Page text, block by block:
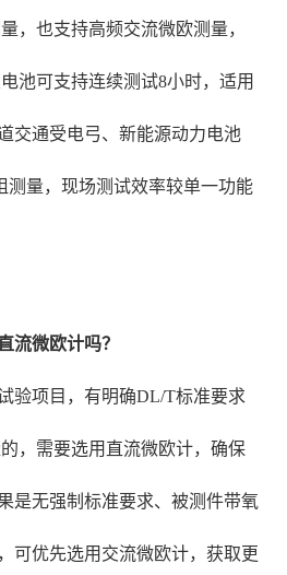
，也支持高频交流微欧测量，
池可支持连续测试8小时，适用
交通受电弓、新能源动力电池
测量，现场测试效率较单一功能
流微欧计吗？
验项目，有明确DL/T标准要求
，需要选用直流微欧计，确保
是无强制标准要求、被测件带氧
可优先选用交流微欧计，获取更